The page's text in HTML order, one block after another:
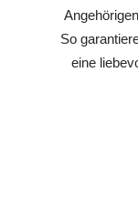
So
eine